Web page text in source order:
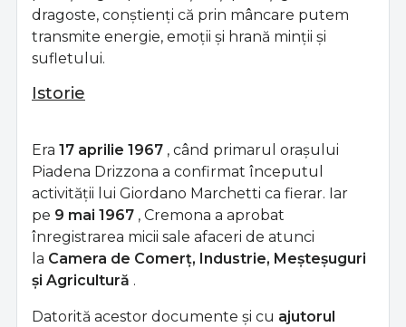
dragoste, conștienți că prin mâncare putem
transmite energie, emoții și hrană minții și
sufletului.
Istorie
Era 17 aprilie 1967 , când primarul orașului
Piadena Drizzona a confirmat începutul
activității lui Giordano Marchetti ca fierar. Iar
pe 9 mai 1967 , Cremona a aprobat
înregistrarea micii sale afaceri de atunci
la Camera de Comerț, Industrie, Meșteșuguri
și Agricultură .
Datorită acestor documente și cu ajutorul